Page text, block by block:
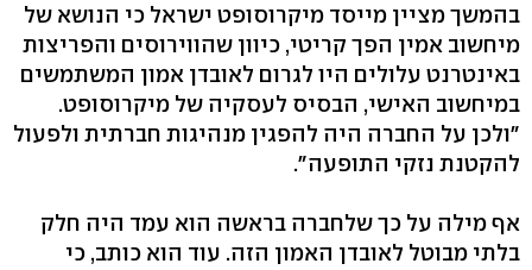
בהמשך מציין מייסד מיקרוסופט ישראל כי הנושא של
מיחשוב אמין הפך קריטי, כיוון שהווירוסים והפריצות
באינטרנט עלולים היו לגרום לאובדן אמון המשתמשים
במיחשוב האישי, הבסיס לעסקיה של מיקרוסופט.
"ולכן על החברה היה להפגין מנהיגות חברתית ולפעול
להקטנת נזקי התופעה".
אף מילה על כך שלחברה בראשה הוא עמד היה חלק
בלתי מבוטל לאובדן האמון הזה. עוד הוא כותב, כי